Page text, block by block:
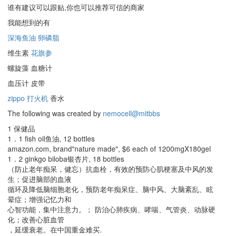
谁有建议可以跟贴,你也可以推荐可信的商家
我能想到的有
深海鱼油 卵磷脂
维生素 花旗参
螺旋藻 血糖计
血压计 皮带
zippo 打火机 香水
The following was created by nemocell@mitbbs
1 保健品
1．1 fish oil鱼油, 12 bottles
amazon.com, brand"nature made", $6 each of 1200mgX180gel
1．2 ginkgo biloba银杏片, 18 bottles
（防止老年痴呆，健忘）抗血栓，有效的预防心肌梗塞及中风的发
生；促进脑部的血液
循环及降低脑细胞老化，预防老年痴呆症、脑中风、大脑紊乱、眩
晕症；增强记忆力和
心智功能，集中注意力。； 防治心肺疾病、哮喘、气管炎、动脉硬
化；改善心脏血管
，延缓衰老。在中国重金难买.